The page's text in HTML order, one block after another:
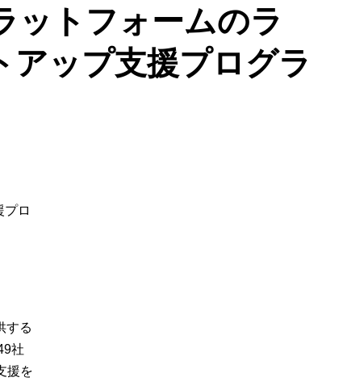
ットフォームのラ
アップ支援プログラ
プロ
する
社
援を